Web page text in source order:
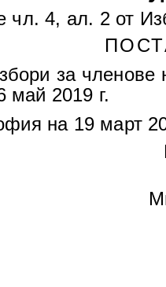
чл. 4, ал. 2 от
за членове
май 2019 г.
на 19 март